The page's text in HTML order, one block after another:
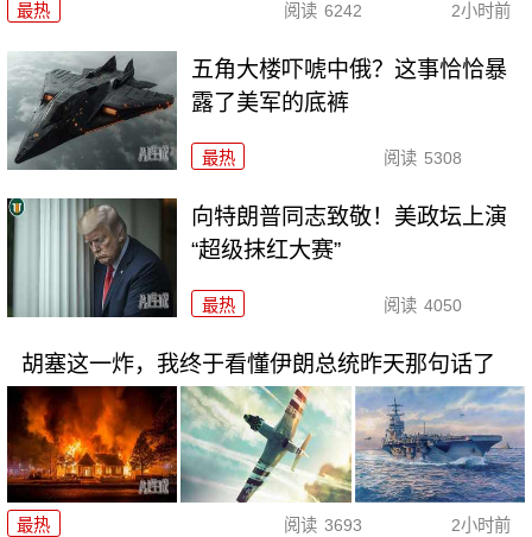
最热 阅读 6242 2小时前
五角大楼吓唬中俄？这事恰恰暴
露了美军的底裤
最热 阅读 5308
向特朗普同志致敬！美政坛上演
“超级抹红大赛”
最热 阅读 4050
胡塞这一炸，我终于看懂伊朗总统昨天那句话了
最热 阅读 3693 2小时前